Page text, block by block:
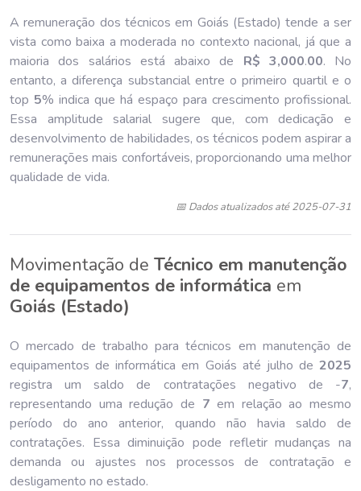
A remuneração dos técnicos em Goiás (Estado) tende a ser
vista como baixa a moderada no contexto nacional, já que a
maioria dos salários está abaixo de R$ 3,000.00. No
entanto, a diferença substancial entre o primeiro quartil e o
top 5% indica que há espaço para crescimento profissional.
Essa amplitude salarial sugere que, com dedicação e
desenvolvimento de habilidades, os técnicos podem aspirar a
remunerações mais confortáveis, proporcionando uma melhor
qualidade de vida.
📅 Dados atualizados até 2025-07-31
Movimentação de Técnico em manutenção
de equipamentos de informática em
Goiás (Estado)
O mercado de trabalho para técnicos em manutenção de
equipamentos de informática em Goiás até julho de 2025
registra um saldo de contratações negativo de -7,
representando uma redução de 7 em relação ao mesmo
período do ano anterior, quando não havia saldo de
contratações. Essa diminuição pode refletir mudanças na
demanda ou ajustes nos processos de contratação e
desligamento no estado.